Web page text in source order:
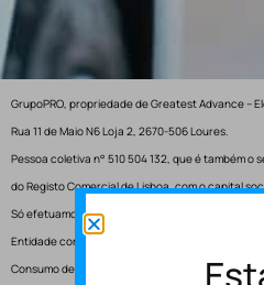
GrupoPRO, propriedade de Greatest Advance –
Rua 11 de Maio N6 Loja 2, 2670-506 Loures.
Pessoa coletiva n° 510 504 132, que é também
do Registo Comercial de Lisboa, com o capital
Só efetuamos entregas em Portugal.
Entidade competente para resolução de
Consumo de Lisboa.